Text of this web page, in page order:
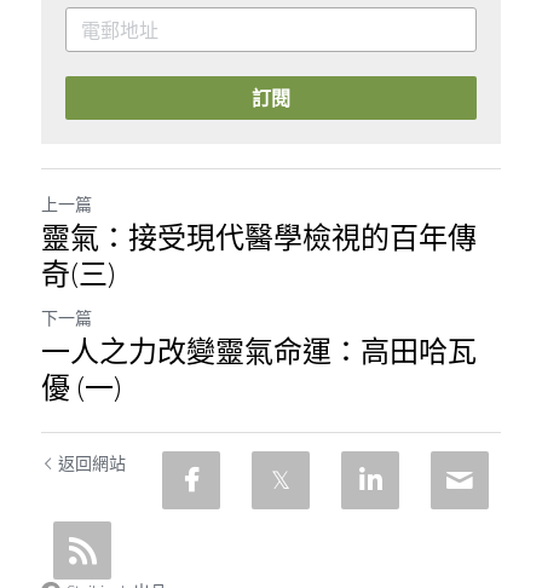
訂閱
上一篇
靈氣：接受現代醫學檢視的百年傳
奇(三)
下一篇
一人之力改變靈氣命運：高田哈瓦
優 (一)
返回網站